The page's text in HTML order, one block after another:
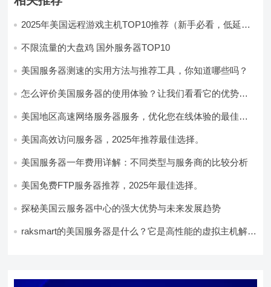
2025年美国远程游戏主机TOP10推荐（新手必看，低延迟
不限流量的大盘鸡 国外服务器TOP10
美国服务器测速的实用方法与推荐工具，你知道哪些吗？
怎么评价美国服务器的使用体验？让我们看看它的优势所
美国地区高速网络服务器服务，优化您在线体验的最佳选
美国高效访问服务器，2025年推荐最佳选择。
美国服务器一年费用详解：不同类型与服务商的比较分析
美国免费FTP服务器推荐，2025年最佳选择。
探秘美国云服务器中心的强大优势与未来发展趋势
raksmart的美国服务器是什么？它是高性能的虚拟主机解决